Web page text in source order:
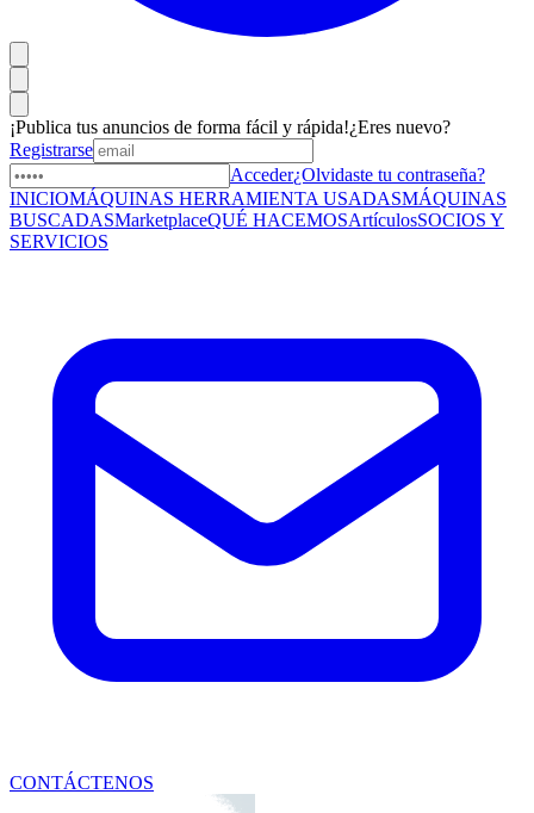
¡Publica tus anuncios de forma fácil y rápida!¿Eres nuevo?
Registrarse
Acceder¿Olvidaste tu contraseña?
INICIOMÁQUINAS HERRAMIENTA USADASMÁQUINAS
BUSCADASMarketplaceQUÉ HACEMOSArtículosSOCIOS Y
SERVICIOS
CONTÁCTENOS